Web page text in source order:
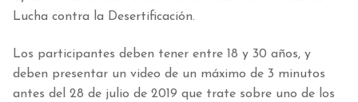
Lucha contra la Desertificación.
Los participantes deben tener entre 18 y 30 años, y
deben presentar un video de un máximo de 3 minutos
antes del 28 de julio de 2019 que trate sobre uno de los